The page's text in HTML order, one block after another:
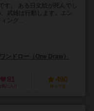
。 ある日文絵が死んでし
武雄は行動します。エン
ング...
ワンドロー（One Draw）
81
お気に入り
490
持ってる